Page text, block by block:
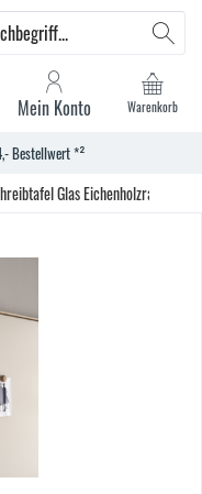
Bestellwert *²
Warenkorb
Mein Konto
Glas Eichenholzrahmen